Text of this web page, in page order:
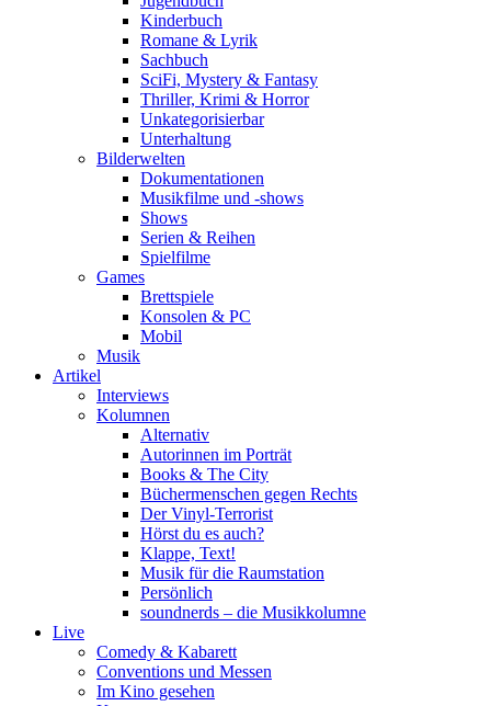
Kinderbuch
Romane & Lyrik
Sachbuch
SciFi, Mystery & Fantasy
Thriller, Krimi & Horror
Unkategorisierbar
Unterhaltung
Bilderwelten
Dokumentationen
Musikfilme und -shows
Shows
Serien & Reihen
Spielfilme
Games
Brettspiele
Konsolen & PC
Mobil
Musik
Artikel
Interviews
Kolumnen
Alternativ
Autorinnen im Porträt
Books & The City
Büchermenschen gegen Rechts
Der Vinyl-Terrorist
Hörst du es auch?
Klappe, Text!
Musik für die Raumstation
Persönlich
soundnerds – die Musikkolumne
Live
Comedy & Kabarett
Conventions und Messen
Im Kino gesehen